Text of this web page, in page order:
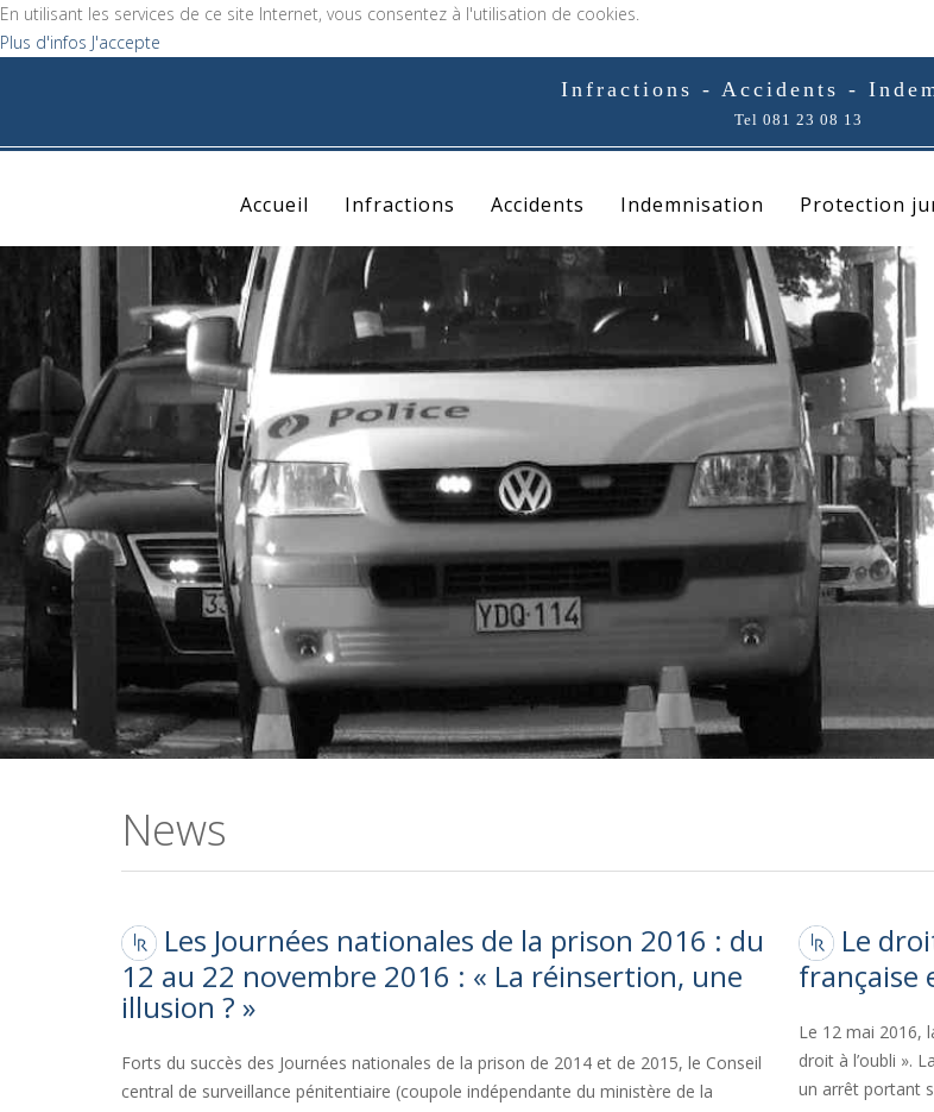
En utilisant les services de ce site Internet, vous consentez à l'utilisation de cookies.
Plus d'infos J'accepte
Infractions - Accidents -
Tel 081 23 08 13
Accueil Infractions Accidents Indemnisation Protection
News
Les Journées nationales de la prison 2016 : du
12 au 22 novembre 2016 : « La réinsertion, une
illusion ? »
Forts du succès des Journées nationales de la prison de 2014 et de 2015, le Conseil
central de surveillance pénitentiaire (coupole indépendante du ministère de la
Le
française
Le 12 mai 2016,
droit à l’oubli ».
un arrêt portant